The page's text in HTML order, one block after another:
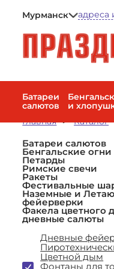
Мурманск
Мурманск
Санкт-Петербург
адреса
Батареи
салютов
и
Главная
Каталог
Батареи салютов
Малые салюты
Большие
Высотные
Фонтан +
Бенгальские
Хлопушки
Петарды
Петарды
Римские свечи
Римские свечи
Римские свечи
Ракеты
Мини-ракеты
Средние
Наборы ракет
Фестивальные
Наземные и
фейерверки
Наземные
Летающие
Факела цветного
дневные салюты
Дневные
Цветной дым
Фонтаны для